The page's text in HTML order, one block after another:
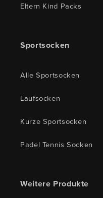
Eltern Kind Packs
Sportsocken
Alle Sportsocken
Laufsocken
Kurze Sportsocken
Padel Tennis Socken
Weitere Produkte